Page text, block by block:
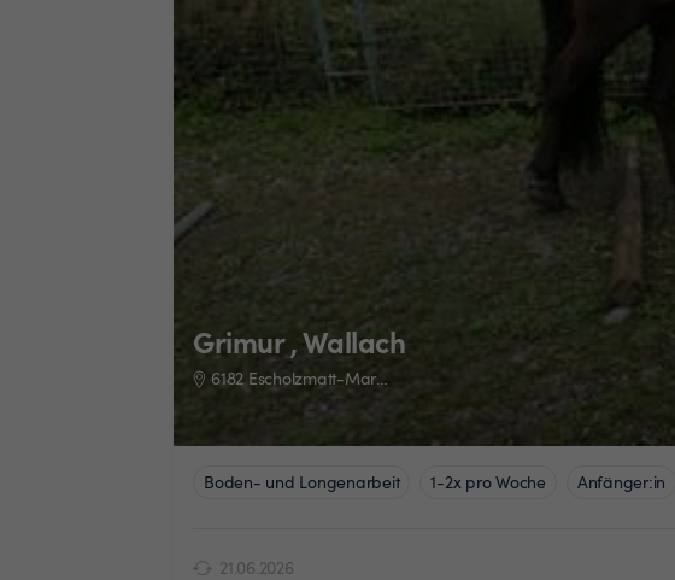
Grimur , Wallach
6182 Escholzmatt-Marbach
Boden- und Longenarbeit 1-2x pro Woche Anfänger:in
21.06.2026